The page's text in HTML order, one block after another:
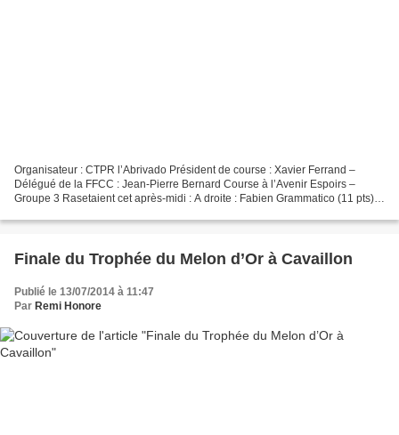
Organisateur : CTPR l’Abrivado Président de course : Xavier Ferrand –
Délégué de la FFCC : Jean-Pierre Bernard Course à l’Avenir Espoirs –
Groupe 3 Rasetaient cet après-midi : A droite : Fabien Grammatico (11 pts),
Finale du Trophée du Melon d’Or à Cavaillon
Publié le 13/07/2014 à 11:47
Par Remi Honore